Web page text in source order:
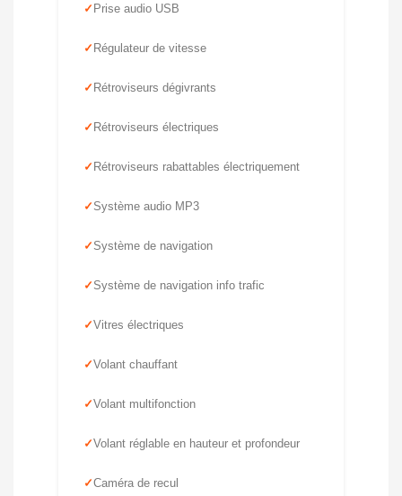
Prise audio USB
Régulateur de vitesse
Rétroviseurs dégivrants
Rétroviseurs électriques
Rétroviseurs rabattables électriquement
Système audio MP3
Système de navigation
Système de navigation info trafic
Vitres électriques
Volant chauffant
Volant multifonction
Volant réglable en hauteur et profondeur
Caméra de recul